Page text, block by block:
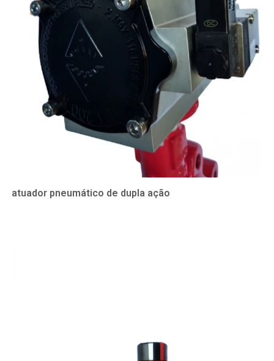
atuador pneumático de dupla ação